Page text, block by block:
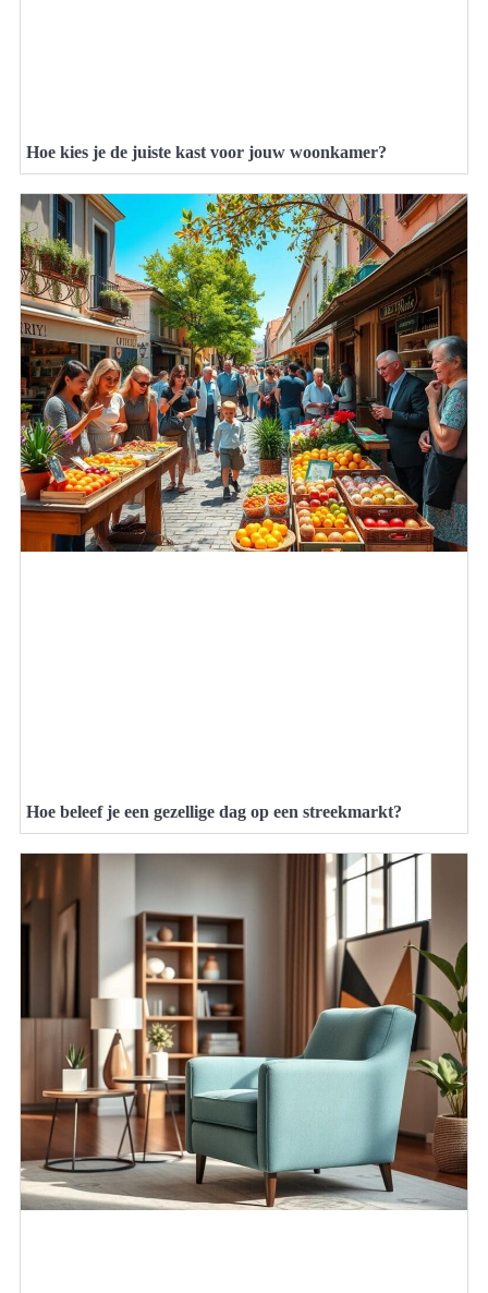
Hoe kies je de juiste kast voor jouw woonkamer?
Hoe beleef je een gezellige dag op een streekmarkt?